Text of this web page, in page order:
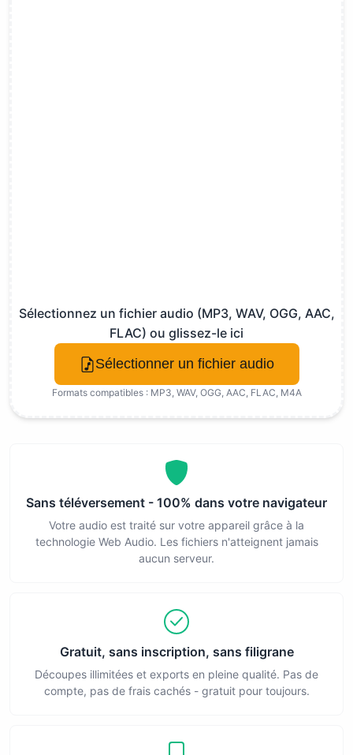
Sélectionnez un fichier audio (MP3, WAV, OGG, AAC,
FLAC) ou glissez-le ici
Sélectionner un fichier audio
Formats compatibles : MP3, WAV, OGG, AAC, FLAC, M4A
Sans téléversement - 100% dans votre navigateur
Votre audio est traité sur votre appareil grâce à la
technologie Web Audio. Les fichiers n'atteignent jamais
aucun serveur.
Gratuit, sans inscription, sans filigrane
Découpes illimitées et exports en pleine qualité. Pas de
compte, pas de frais cachés - gratuit pour toujours.